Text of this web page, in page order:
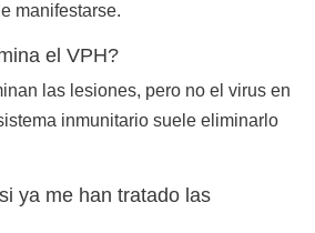
manifestarse.
el VPH?
las lesiones, pero no el virus en
inmunitario suele eliminarlo
ya me han tratado las